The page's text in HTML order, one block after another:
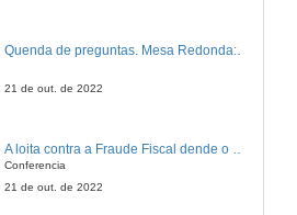
Quenda de preguntas. Mesa Redonda: Obrigas de información das plataformas dixitais
21 de out. de 2022
Conferencia
21 de out. de 2022